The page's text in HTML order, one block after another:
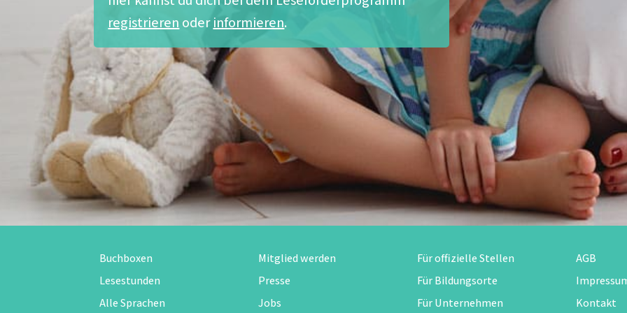
registrieren oderinformieren.
Buchboxen
Lesestunden
Alle Sprachen
Mitglied werden
Presse
Jobs
Für offizielle Stellen
Für Bildungsorte
Für Unternehmen
AGB
Kontakt